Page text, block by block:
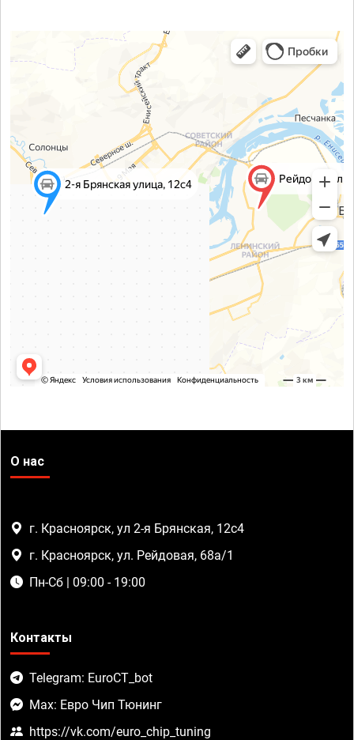
О нас
г. Красноярск, ул 2-я Брянская, 12с4
г. Красноярск, ул. Рейдовая, 68а/1
Пн-Сб | 09:00 - 19:00
Контакты
Telegram: EuroCT_bot
Max: Евро Чип Тюнинг
https://vk.com/euro_chip_tuning